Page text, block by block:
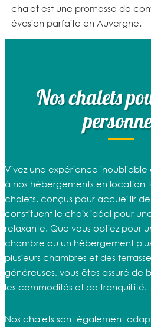
chalet est une promesse de
évasion parfaite en Auvergne.
Nos chalets
Vivez une expérience
à nos hébergements en location
chalets, conçus pour accueillir de
constituent le choix idéal pour
relaxante. Que vous optiez pour
chambre ou un hébergement
plusieurs chambres et des
généreuses, vous êtes assuré de
les commodités et de tranquillité.
Nos chalets sont également